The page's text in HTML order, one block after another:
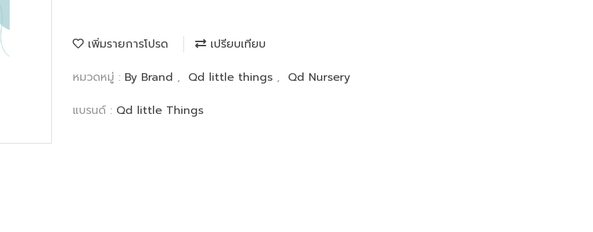
เพิ่มรายการโปรด
เปรียบเทียบ
หมวดหมู่ : By Brand , Qd little things , Qd Nursery
แบรนด์ : Qd little Things